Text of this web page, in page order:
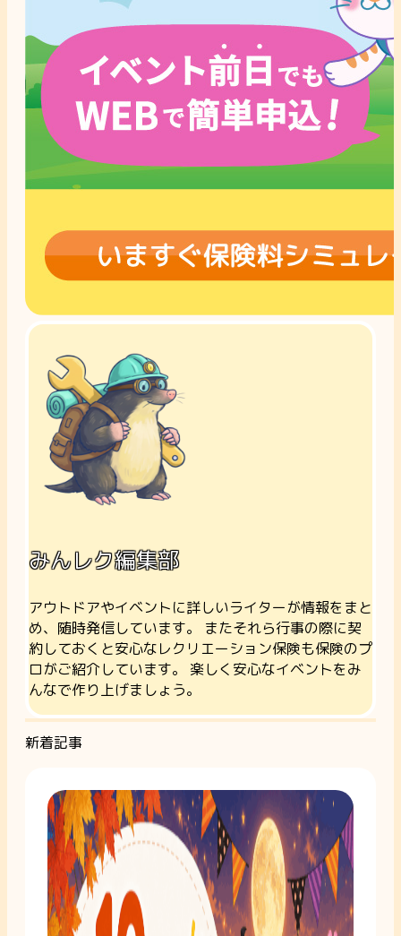
みんレク編集部
アウトドアやイベントに詳しいライターが情報をまと
め、随時発信しています。 またそれら行事の際に契
約しておくと安心なレクリエーション保険も保険のプ
ロがご紹介しています。 楽しく安心なイベントをみ
んなで作り上げましょう。
新着記事